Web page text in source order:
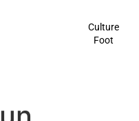
Culture
Foot